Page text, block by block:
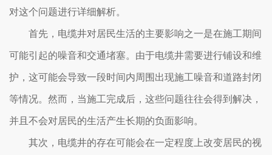
对这个问题进行详细解析。
首先，电缆井对居民生活的主要影响之一是在施工期间
可能引起的噪音和交通堵塞。由于电缆井需要进行铺设和维
护，这可能会导致一段时间内周围出现施工噪音和道路封闭
等情况。然而，当施工完成后，这些问题往往会得到解决，
并且不会对居民的生活产生长期的负面影响。
其次，电缆井的存在可能会在一定程度上改变居民的视